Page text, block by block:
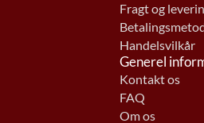
Fragt og
Handelsvilkår
Generel
Kontakt os
FAQ
Om os